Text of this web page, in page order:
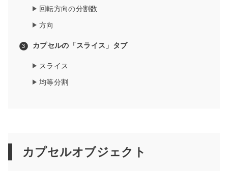
回転方向の分割数
方向
カプセルの「スライス」タブ
スライス
均等分割
カプセルオブジェクト